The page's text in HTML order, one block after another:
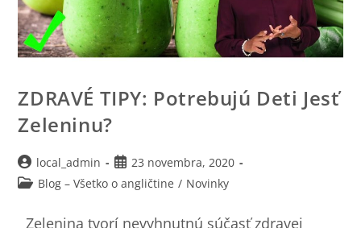
ZDRAVÉ TIPY: Potrebujú Deti Jesť
Zeleninu?
local_admin
23 novembra, 2020
Blog – Všetko o angličtine / Novinky
Zelenina tvorí nevyhnutnú súčasť zdravej